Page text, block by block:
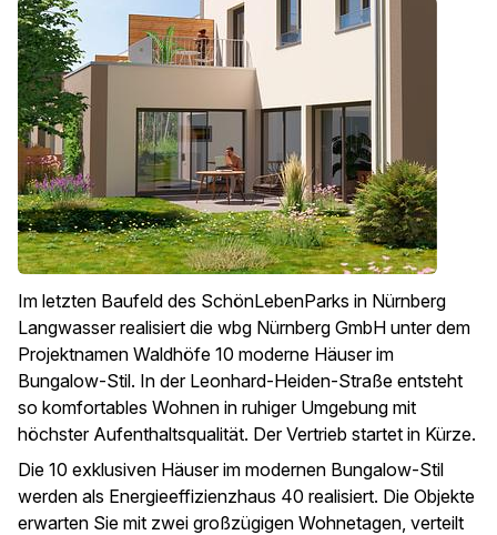
Im letzten Baufeld des SchönLebenParks in Nürnberg
Langwasser realisiert die wbg Nürnberg GmbH unter dem
Projektnamen Waldhöfe 10 moderne Häuser im
Bungalow-Stil. In der Leonhard-Heiden-Straße entsteht
so komfortables Wohnen in ruhiger Umgebung mit
höchster Aufenthaltsqualität. Der Vertrieb startet in Kürze.
Die 10 exklusiven Häuser im modernen Bungalow-Stil
werden als Energieeffizienzhaus 40 realisiert. Die Objekte
erwarten Sie mit zwei großzügigen Wohnetagen, verteilt